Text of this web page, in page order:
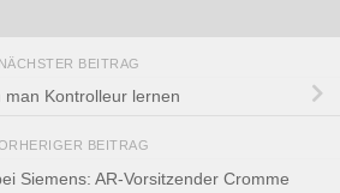
NÄCHSTER BEITRAG
man Kontrolleur lernen
BEITRAG
Siemens: AR-Vorsitzender Cromme